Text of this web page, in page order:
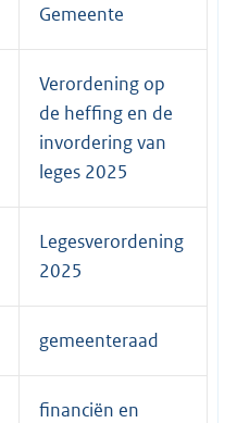
Gemeente
Verordening op
de heffing en de
invordering van
leges 2025
Legesverordening
2025
gemeenteraad
financiën en